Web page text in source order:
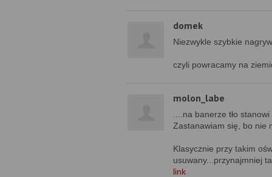
domek
Niezwykle szybkie
czyli powracamy na
molon_labe
....na banerze tło
Zastanawiam się, bo nie
Klasycznie przy takim
usuwany...przynajmniej
link